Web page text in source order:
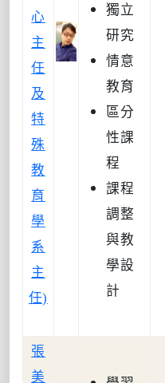
心
主
任
及
特
殊
教
育
學
系
主
任)
獨立
研究
情意
教育
區分
性課
程
課程
調整
與教
學設
計
張
美